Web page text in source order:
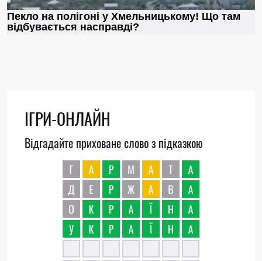
ІГРИ-ОНЛАЙН
Відгадайте приховане слово з підказкою